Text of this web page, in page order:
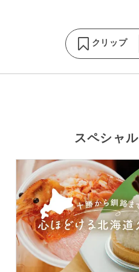
クリップ
スペシャル